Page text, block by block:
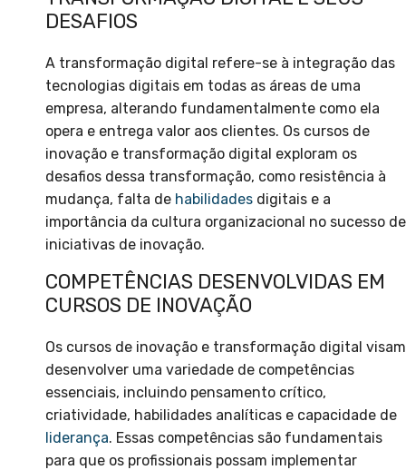
DESAFIOS
A transformação digital refere-se à integração das
tecnologias digitais em todas as áreas de uma
empresa, alterando fundamentalmente como ela
opera e entrega valor aos clientes. Os cursos de
inovação e transformação digital exploram os
desafios dessa transformação, como resistência à
mudança, falta de habilidades digitais e a
importância da cultura organizacional no sucesso de
iniciativas de inovação.
COMPETÊNCIAS DESENVOLVIDAS EM
CURSOS DE INOVAÇÃO
Os cursos de inovação e transformação digital visam
desenvolver uma variedade de competências
essenciais, incluindo pensamento crítico,
criatividade, habilidades analíticas e capacidade de
liderança. Essas competências são fundamentais
para que os profissionais possam implementar